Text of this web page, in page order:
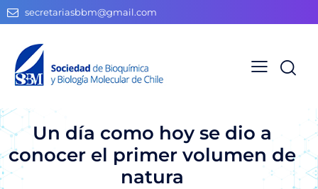
secretariasbbm@gmail.com
Un día como hoy se dio a
conocer el primer volumen de
natura